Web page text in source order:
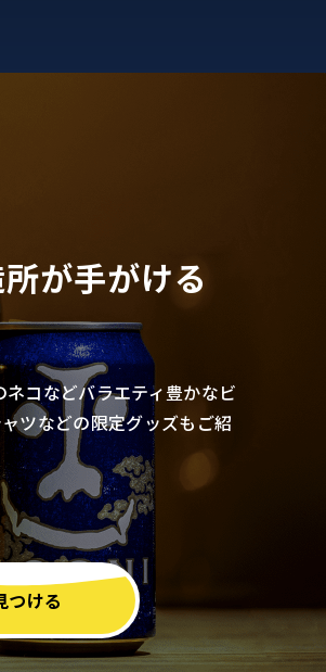
が手がける
コなどバラエティ豊かなビ
ツなどの限定グッズもご紹
つける